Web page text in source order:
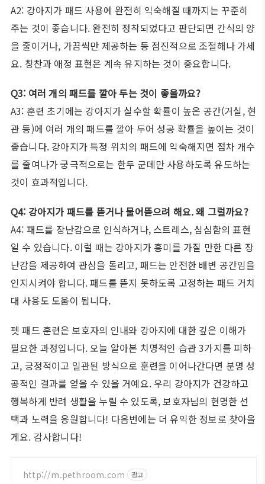
A2: 강아지가 패드 사용에 완전히 익숙해질 때까지는 꾸준히
주는 것이 좋습니다. 완전히 정착되었다고 판단되면 간식의 양
을 줄이거나, 가끔씩만 제공하는 등 점진적으로 조절해나 가세
요. 칭찬과 애정 표현은 계속 유지하는 것이 중요합니다.
Q3: 여러 개의 패드를 깔아 두는 것이 좋을까요?
A3: 훈련 초기에는 강아지가 실수할 확률이 높은 공간(거실, 현
관 등)에 여러 개의 패드를 깔아 두어 성공 확률을 높이는 것이
좋습니다. 강아지가 특정 위치의 패드에 익숙해지면 점차 개수
를 줄여나가 궁극적으로는 한두 군데만 사용하도록 유도하는
것이 효과적입니다.
Q4: 강아지가 패드를 뜯거나 물어뜯으려 해요. 왜 그럴까요?
A4: 패드를 장난감으로 인식하거나, 스트레스, 심심함의 표현
일 수 있습니다. 이럴 때는 강아지가 흥미를 가질 만한 다른 장
난감을 제공하여 관심을 돌리고, 패드는 안전한 배변 공간임을
인지시켜야 합니다. 패드를 뜯지 못하도록 고정하는 패드 거치
대 사용도 도움이 됩니다.
펫 패드 훈련은 보호자의 인내와 강아지에 대한 깊은 이해가
필요한 과정입니다. 오늘 알아본 치명적인 습관 3가지를 피하
고, 긍정적이고 일관된 방식으로 훈련을 이어나간다면 분명 성
공적인 결과를 얻을 수 있을 거예요. 우리 강아지가 건강하고
행복하게 반려 생활을 누릴 수 있도록, 보호자님의 현명한 선
택과 노력을 응원합니다! 다음번에는 더 유익한 정보로 찾아올
게요. 감사합니다!
http://m.pethroom.com 광고